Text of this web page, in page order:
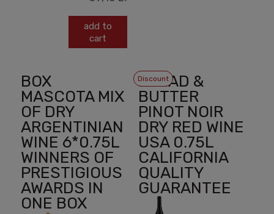
add to
cart
BOX
MASCOTA MIX
OF DRY
ARGENTINIAN
WINE 6*0.75L
WINNERS OF
PRESTIGIOUS
AWARDS IN
ONE BOX
BREAD &
BUTTER
PINOT NOIR
DRY RED WINE
USA 0.75L
CALIFORNIA
QUALITY
GUARANTEE
Discount